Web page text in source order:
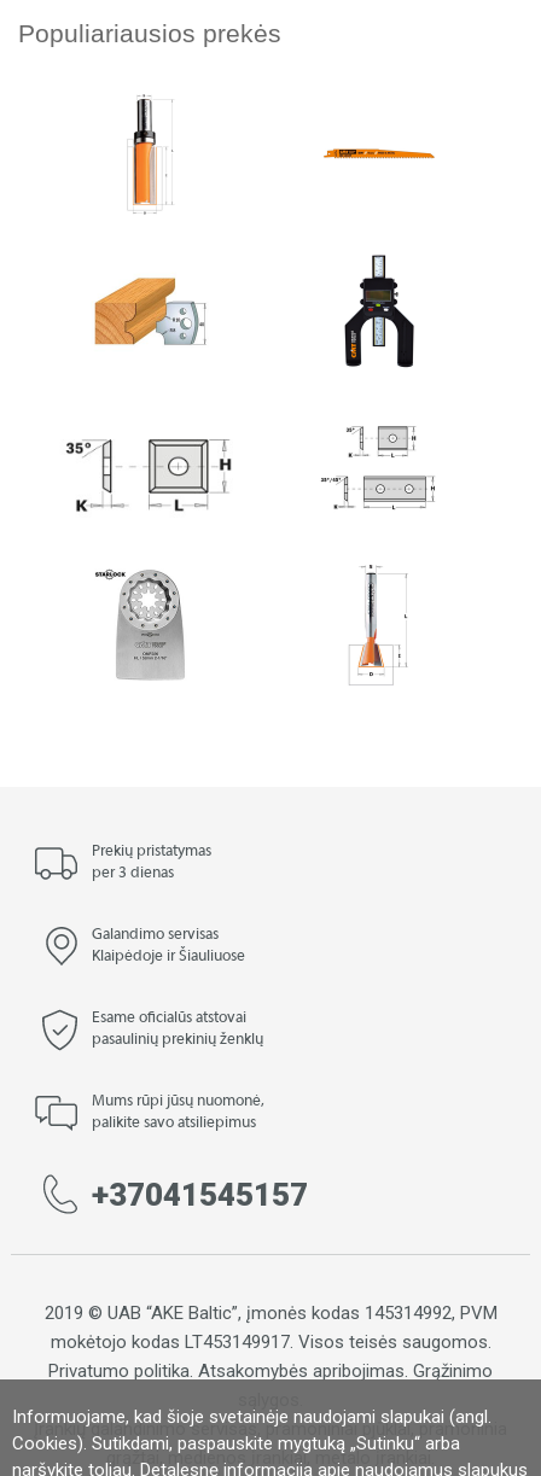
Informuojame, kad šioje svetainėje naudojami slapukai (angl.
Cookies). Sutikdami, paspauskite mygtuką „Sutinku“ arba
naršykite toliau. Detalesnę informaciją apie naudojamus slapukus
Populiariausios prekės
Prekių pristatymas
per 3 dienas
Galandimo servisas
Klaipėdoje ir Šiauliuose
Esame oficialūs atstovai
pasaulinių prekinių ženklų
Mums rūpi jūsų nuomonė,
palikite savo atsiliepimus
+37041545157
2019 © UAB “AKE Baltic”, įmonės kodas 145314992, PVM
mokėtojo kodas LT453149917. Visos teisės saugomos.
Privatumo politika. Atsakomybės apribojimas. Grąžinimo
Įrankių galandinimo servisas, pramoniniai pjūklai, pramoninia
grąžtai, medienos įrankiai, metalo įrankiai.